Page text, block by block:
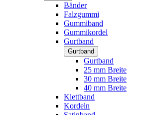
Bänder
Falzgummi
Gummiband
Gummikordel
Gurtband
Gurtband
Gurtband
25 mm Breite
30 mm Breite
40 mm Breite
Klettband
Kordeln